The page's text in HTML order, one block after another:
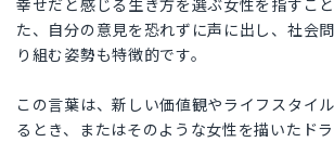
幸せだと感じる生き方を選ぶ女性を指すこ
た、自分の意見を恐れずに声に出し、社会
り組む姿勢も特徴的です。
この言葉は、新しい価値観やライフスタイ
るとき、またはそのような女性を描いたド